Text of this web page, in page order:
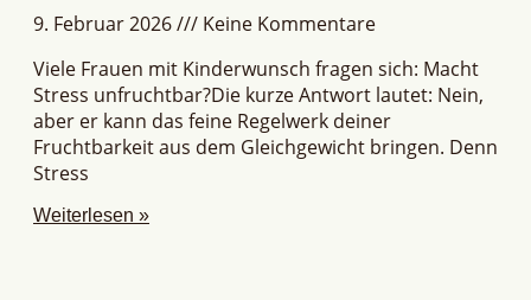
9. Februar 2026
Keine Kommentare
Viele Frauen mit Kinderwunsch fragen sich: Macht
Stress unfruchtbar?Die kurze Antwort lautet: Nein,
aber er kann das feine Regelwerk deiner
Fruchtbarkeit aus dem Gleichgewicht bringen. Denn
Stress
Weiterlesen »